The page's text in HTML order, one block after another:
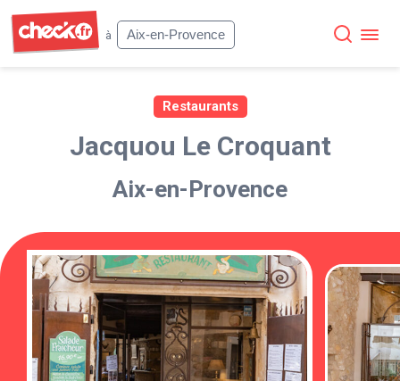
à
Aix-en-Provence
Restaurants
Jacquou Le Croquant
Aix-en-Provence